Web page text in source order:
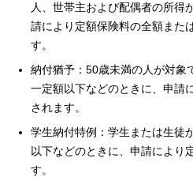
人、世帯主および配偶者の所得
請により定額保険料の全額また
す。
納付猶予：50歳未満の人が対象
一定額以下などのときに、申請
されます。
学生納付特例：学生または生徒
以下などのときに、申請により
す。